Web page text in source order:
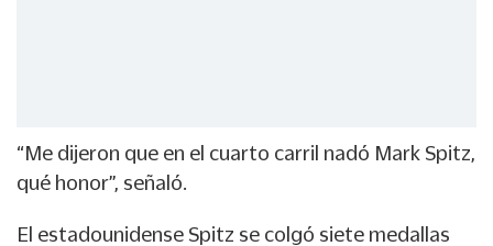
“Me dijeron que en el cuarto carril nadó Mark Spitz,
qué honor”, señaló.
El estadounidense Spitz se colgó siete medallas